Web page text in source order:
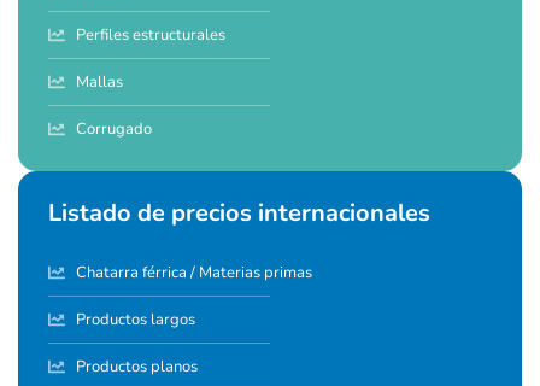
Perfiles estructurales
Mallas
Corrugado
Listado de precios internacionales
Chatarra férrica / Materias primas
Productos largos
Productos planos